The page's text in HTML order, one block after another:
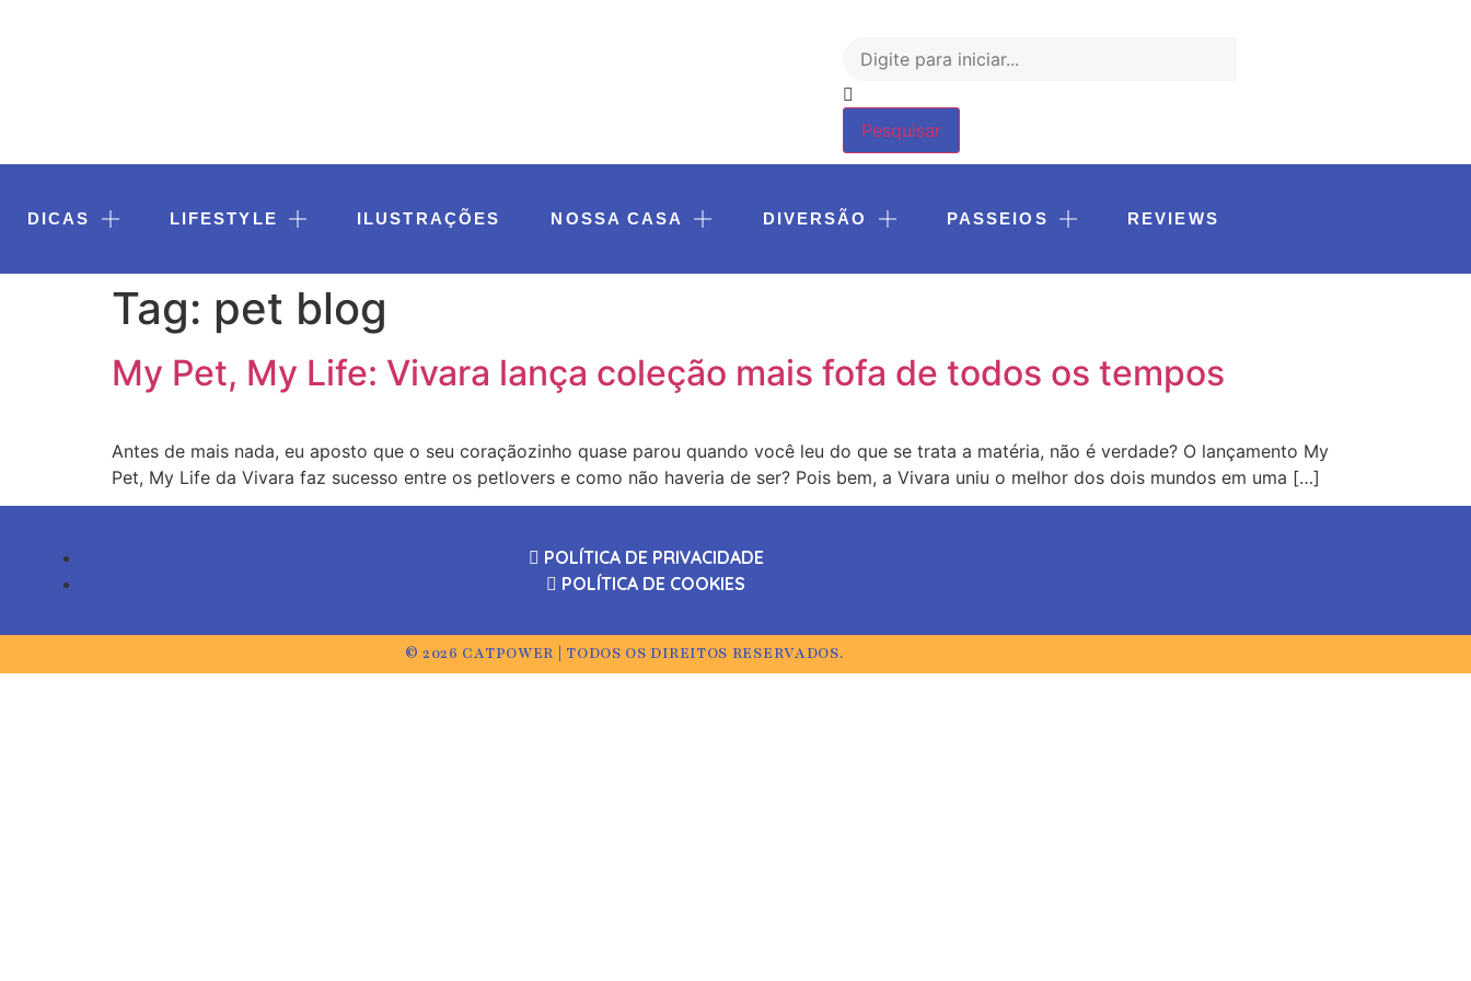
Pesquisar
DICAS LIFESTYLE ILUSTRAÇÕES NOSSA CASA DIVERSÃO PASSEIOS REVIEWS
Tag: pet blog
My Pet, My Life: Vivara lança coleção mais fofa de todos os tempos
Antes de mais nada, eu aposto que o seu coraçãozinho quase parou quando você leu do que se trata a matéria, não é verdade? O lançamento My
Pet, My Life da Vivara faz sucesso entre os petlovers e como não haveria de ser? Pois bem, a Vivara uniu o melhor dos dois mundos em uma […]
POLÍTICA DE PRIVACIDADE
POLÍTICA DE COOKIES
© 2026 CATPOWER | TODOS OS DIREITOS RESERVADOS.